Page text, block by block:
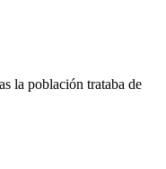
la población trataba de